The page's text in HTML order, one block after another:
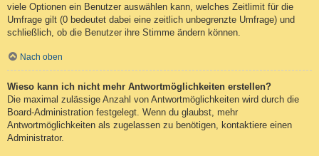
viele Optionen ein Benutzer auswählen kann, welches Zeitlimit für die
Umfrage gilt (0 bedeutet dabei eine zeitlich unbegrenzte Umfrage) und
schließlich, ob die Benutzer ihre Stimme ändern können.
Nach oben
Wieso kann ich nicht mehr Antwortmöglichkeiten erstellen?
Die maximal zulässige Anzahl von Antwortmöglichkeiten wird durch die
Board-Administration festgelegt. Wenn du glaubst, mehr
Antwortmöglichkeiten als zugelassen zu benötigen, kontaktiere einen
Administrator.